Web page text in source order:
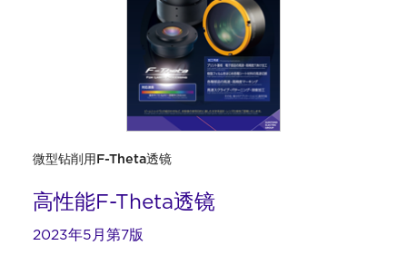
微型钻削用F-Theta透镜
高性能F-Theta透镜
2023年5月第7版